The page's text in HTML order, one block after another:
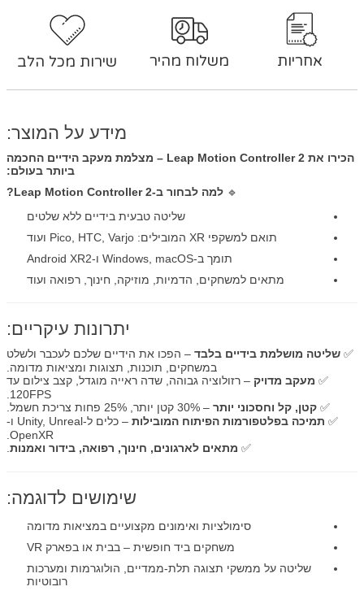
אחריות משלוח מהיר שירות מכל הלב
מידע על המוצר:
הכירו את Leap Motion Controller 2 – מצלמת מעקב הידיים החכמה
ביותר בעולם:
🔹 למה לבחור ב-Leap Motion Controller 2?
שליטה טבעית בידיים ללא שלטים
תואם למשקפי XR המובילים: Pico, HTC, Varjo ועוד
תומך ב-Windows, macOS ו-Android XR2
מתאים למשחקים, הדמיות, מוזיקה, חינוך, רפואה ועוד
יתרונות עיקריים:
✅ שליטה מושלמת בידיים בלבד – הפכו את הידיים שלכם לעכבר ולשלט
במשחקים, תוכנות, תצוגות ומציאות מדומה.
✅ מעקב מדויק – רזולוציה גבוהה, שדה ראייה מוגדל, קצב צילום עד
120FPS.
✅ קטן, קל וחסכוני יותר – 30% קטן יותר, 25% פחות צריכת חשמל.
✅ תמיכה בפלטפורמות הפיתוח המובילות
– כלים ל-Unity, Unreal ו-
OpenXR.
✅ מתאים לארגונים, חינוך, רפואה, בידור ואמנות
שימושים לדוגמה:
סימולציות ואימונים מקצועיים במציאות מדומה
משחקים ביד חופשית – בבית או בפארק VR
שליטה על ממשקי תצוגה תלת-ממדיים, הולוגרמות ומערכות
רובוטיות